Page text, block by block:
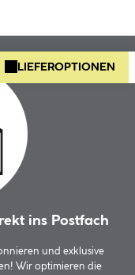
LIEFEROPTIONEN
ins Postfach
und exklusive
Wir optimieren die